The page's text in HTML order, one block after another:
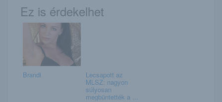
Ez is érdekelhet
Brandi Lecsapott az
MLSZ: nagyon
súlyosan
megbüntették a ...